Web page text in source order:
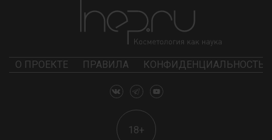
О ПРОЕКТЕ ПРАВИЛА КОНФИДЕНЦИАЛЬНОСТЬ
18+